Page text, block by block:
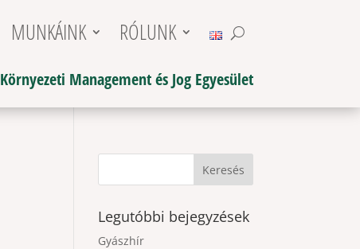
MUNKÁINK RÓLUNK
Környezeti Management és Jog Egyesület
Legutóbbi bejegyzések
Gyászhír